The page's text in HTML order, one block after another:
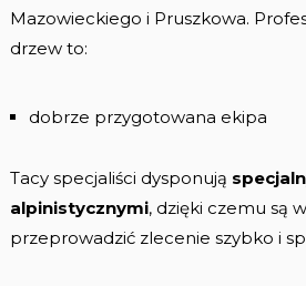
Mazowieckiego i Pruszkowa.
drzew to:
dobrze przygotowana ekipa
Tacy specjaliści dysponują
alpinistycznymi, dzięki czemu są
przeprowadzić zlecenie szybko i